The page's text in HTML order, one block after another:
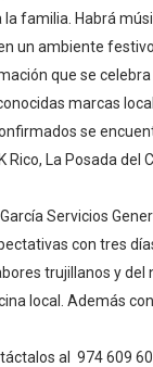
familia. Habrá
un ambiente
que se
marcas
se
Rico, La Posada
Servicios
con tres
trujillanos y del
local. Además
al 974 609